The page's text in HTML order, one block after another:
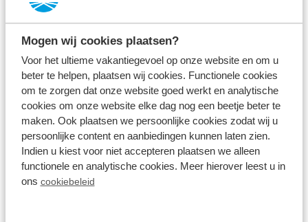
Mogen wij cookies plaatsen?
Voor het ultieme vakantiegevoel op onze website en om u
beter te helpen, plaatsen wij cookies. Functionele cookies
om te zorgen dat onze website goed werkt en analytische
cookies om onze website elke dag nog een beetje beter te
maken. Ook plaatsen we persoonlijke cookies zodat wij u
persoonlijke content en aanbiedingen kunnen laten zien.
Indien u kiest voor niet accepteren plaatsen we alleen
functionele en analytische cookies. Meer hierover leest u in
ons cookiebeleid
Bospark Ede